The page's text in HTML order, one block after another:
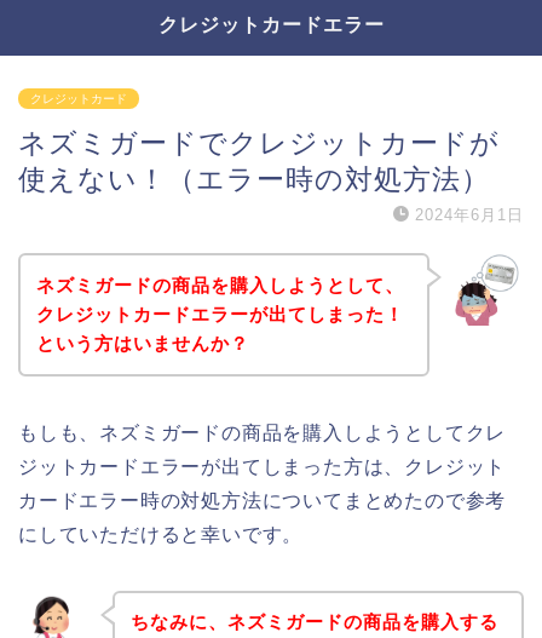
クレジットカードエラー
クレジットカード
ネズミガードでクレジットカードが
使えない！（エラー時の対処方法）
2024年6月1日
ネズミガードの商品を購入しようとして、
クレジットカードエラーが出てしまった！
という方はいませんか？
もしも、ネズミガードの商品を購入しようとしてクレ
ジットカードエラーが出てしまった方は、クレジット
カードエラー時の対処方法についてまとめたので参考
にしていただけると幸いです。
ちなみに、ネズミガードの商品を購入する